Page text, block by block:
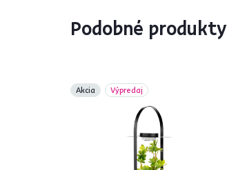
Podobné produkty
Akcia Výpredaj